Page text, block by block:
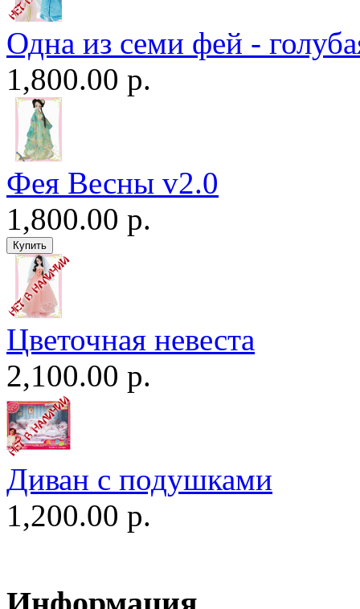
Одна из семи фей -
1,800.00 р.
Фея Весны v2.0
1,800.00 р.
Цветочная невеста
2,100.00 р.
Диван c подушками
1,200.00 р.